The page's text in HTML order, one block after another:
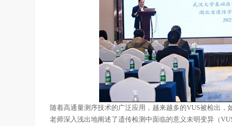
随着高通量测序技术的广泛应用，越来越多的VUS被检出
老师深入浅出地阐述了遗传检测中面临的意义未明变异（